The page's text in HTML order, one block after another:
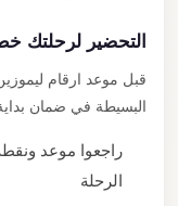
التحضير لرحلتك
قبل موعد ارقام
البسيطة في ضمان
راجعوا موعد
الرحلة